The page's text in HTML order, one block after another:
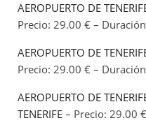
AEROPUERTO DE
Precio: 29.00 € –
AEROPUERTO DE
Precio: 29.00 € –
AEROPUERTO DE
TENERIFE – Precio: 29.00